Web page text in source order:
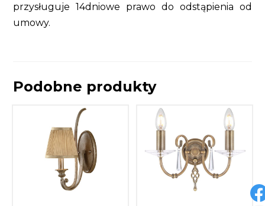
przysługuje 14dniowe prawo do odstąpienia od
umowy.
Podobne produkty